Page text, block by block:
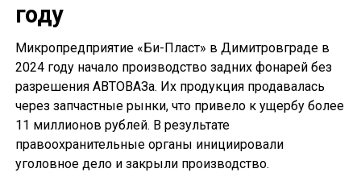
году
Микропредприятие «Би-Пласт» в Димитровграде в
2024 году начало производство задних фонарей без
разрешения АВТОВАЗа. Их продукция продавалась
через запчастные рынки, что привело к ущербу более
11 миллионов рублей. В результате
правоохранительные органы инициировали
уголовное дело и закрыли производство.